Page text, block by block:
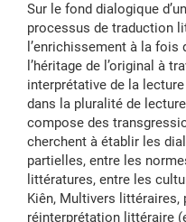
Sur le fond dialogique
processus de traduction
l’enrichissement à la fois
l’héritage de l’original à
interprétative de la
dans la pluralité de
compose des
cherchent à établir les
partielles, entre les
littératures, entre les
Kiên, Multivers
réinterprétation littéraire